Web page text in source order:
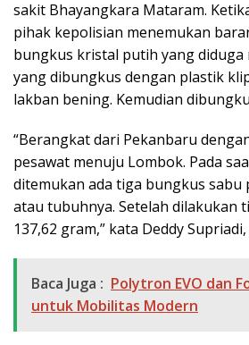
sakit Bhayangkara Mataram.
pihak kepolisian menemukan
bungkus kristal putih yang
yang dibungkus dengan plastik
lakban bening. Kemudian
“Berangkat dari Pekanbaru
pesawat menuju Lombok. Pada
ditemukan ada tiga bungkus sabu
atau tubuhnya. Setelah dilakukan
137,62 gram,” kata Deddy
Baca Juga : Polytron EVO dan
untuk Mobilitas Modern